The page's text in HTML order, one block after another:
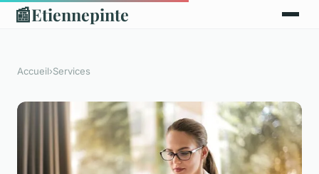
📰Etiennepinte
Accueil›Services